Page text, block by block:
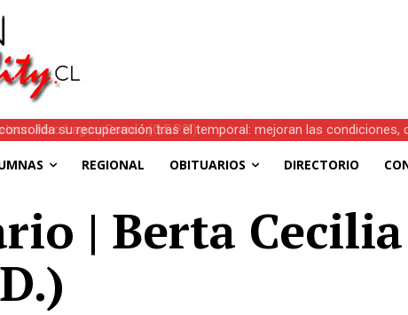
su recuperación tras el temporal: mejoran las
REGIONAL OBITUARIOS DIRECTORIO
| Berta